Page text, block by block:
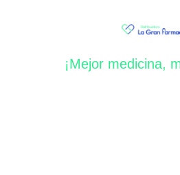
¡Mejor medicina,